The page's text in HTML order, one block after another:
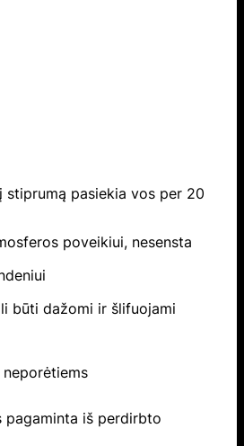
stiprumą pasiekia vos per 20
poveikiui, nesensta
būti dažomi ir šlifuojami
pagaminta iš perdirbto